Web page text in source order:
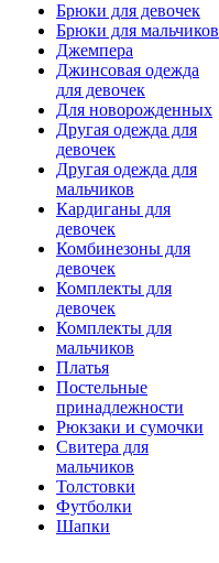
Брюки для девочек
Брюки для мальчиков
Джемпера
Джинсовая одежда
для девочек
Для новорожденных
Другая одежда для
девочек
Другая одежда для
мальчиков
Кардиганы для
девочек
Комбинезоны для
девочек
Комплекты для
девочек
Комплекты для
мальчиков
Платья
Постельные
принадлежности
Рюкзаки и сумочки
Свитера для
мальчиков
Толстовки
Футболки
Шапки